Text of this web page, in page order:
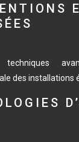
techniques
des installations